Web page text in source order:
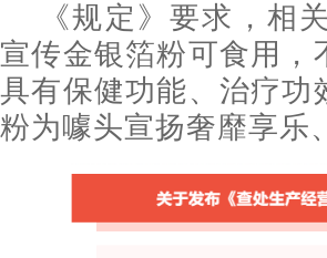
《规定》要求，相
宣传金银箔粉可食用
具有保健功能、治疗功
粉为噱头宣扬奢靡享乐